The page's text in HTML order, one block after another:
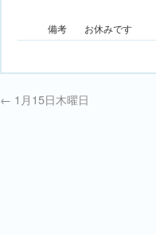
備考 お休みです
← 1月15日木曜日